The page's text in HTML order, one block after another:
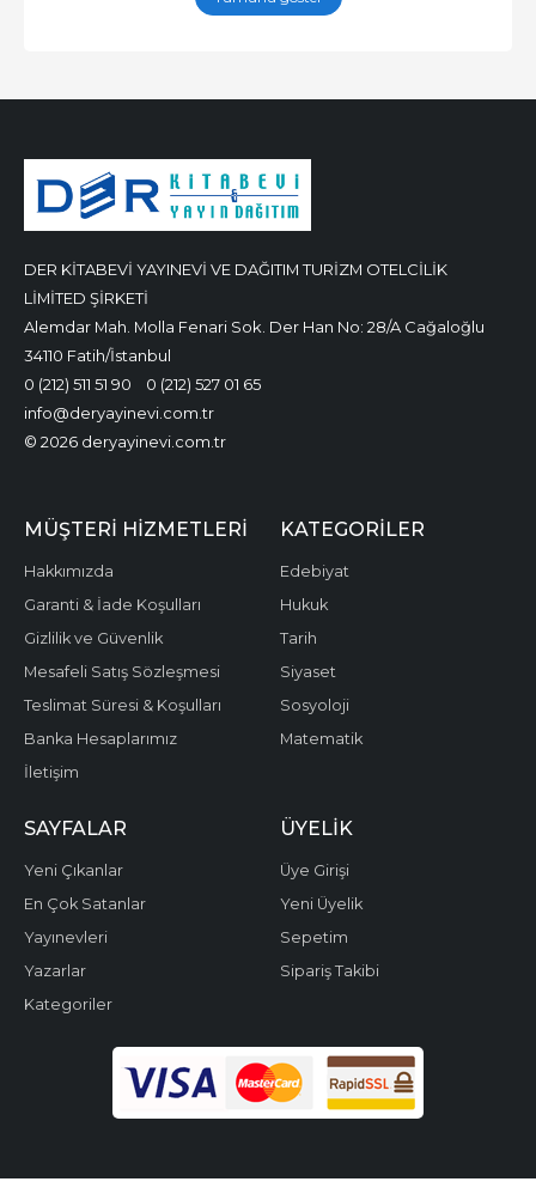
DER KİTABEVİ YAYINEVİ VE DAĞITIM TURİZM OTELCİLİK
LİMİTED ŞİRKETİ
Alemdar Mah. Molla Fenari Sok. Der Han No: 28/A Cağaloğlu
34110 Fatih/İstanbul
0 (212) 511 51 90
0 (212) 527 01 65
info@deryayinevi.com.tr
© 2026 deryayinevi.com.tr
MÜŞTERI HIZMETLERI
Hakkımızda
Garanti & İade Koşulları
Gizlilik ve Güvenlik
Mesafeli Satış Sözleşmesi
Teslimat Süresi & Koşulları
Banka Hesaplarımız
İletişim
KATEGORILER
Edebiyat
Hukuk
Tarih
Siyaset
Sosyoloji
Matematik
SAYFALAR
Yeni Çıkanlar
En Çok Satanlar
Yayınevleri
Yazarlar
Kategoriler
ÜYELIK
Üye Girişi
Yeni Üyelik
Sepetim
Sipariş Takibi